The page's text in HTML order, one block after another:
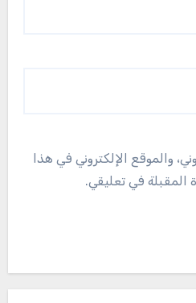
والموقع الإلكتروني في هذا
المقبلة في تعليقي.